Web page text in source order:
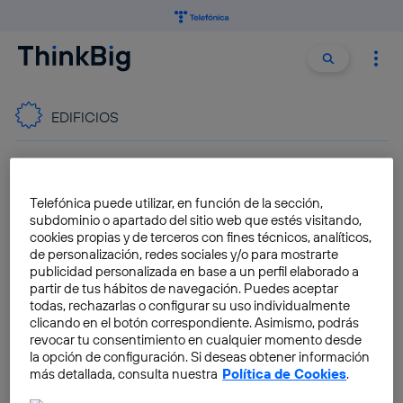
Buscar
EDIFICIOS
adapta a la estación y enfría o
calienta los edificios como un
camaleón
José María López
Construir casas con pañales
usados: una innovadora
técnica con múltiples
beneficios medioambientales
Telefónica puede utilizar, en función de la sección,
subdominio o apartado del sitio web que estés visitando,
cookies propias y de terceros con fines técnicos, analíticos,
de personalización, redes sociales y/o para mostrarte
publicidad personalizada en base a un perfil elaborado a
partir de tus hábitos de navegación. Puedes aceptar
todas, rechazarlas o configurar su uso individualmente
clicando en el botón correspondiente. Asimismo, podrás
revocar tu consentimiento en cualquier momento desde
la opción de configuración. Si deseas obtener información
más detallada, consulta nuestra Política de Cookies.